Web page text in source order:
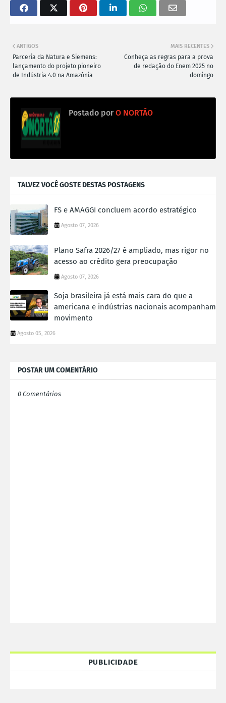
MAIS RECENTES
Conheça as regras para a prova
de redação do Enem 2025 no
domingo
ANTIGOS
Parceria da Natura e Siemens:
lançamento do projeto pioneiro
de Indústria 4.0 na Amazônia
Postado por O NORTÃO
TALVEZ VOCÊ GOSTE DESTAS POSTAGENS
FS e AMAGGI concluem acordo estratégico
Agosto 07, 2026
Plano Safra 2026/27 é ampliado, mas rigor no
acesso ao crédito gera preocupação
Agosto 07, 2026
Soja brasileira já está mais cara do que a
americana e indústrias nacionais acompanham
movimento
Agosto 05, 2026
POSTAR UM COMENTÁRIO
0 Comentários
PUBLICIDADE